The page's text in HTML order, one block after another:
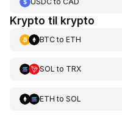
Krypto til krypto
BTCto ETH
SOL to TRX
ETH to SOL